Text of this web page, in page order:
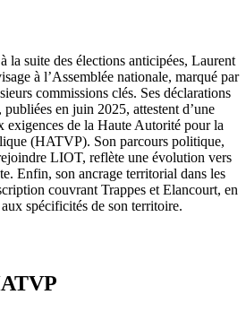
la suite des élections anticipées, Laurent
à l’Assemblée nationale, marqué par
commissions clés. Ses déclarations
en juin 2025, attestent d’une
exigences de la Haute Autorité pour la
(HATVP). Son parcours politique,
LIOT, reflète une évolution vers
Enfin, son ancrage territorial dans les
couvrant Trappes et Elancourt, en
spécificités de son territoire.